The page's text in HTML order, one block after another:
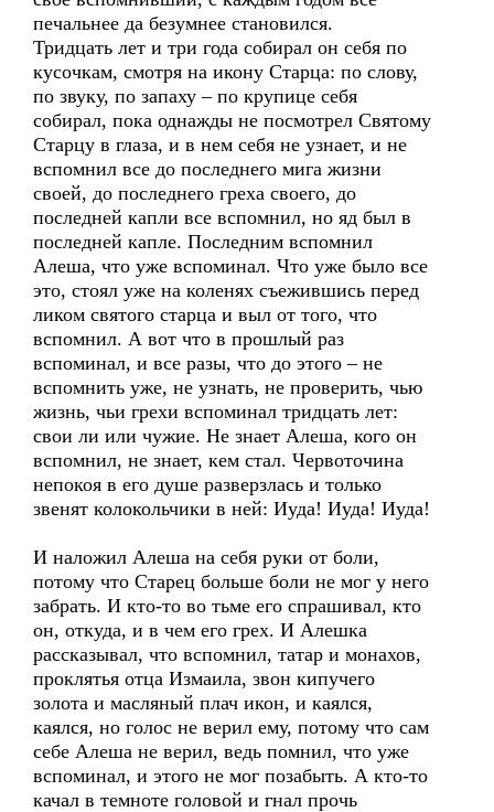
печальнее да безумнее становился.
Тридцать лет и три года собирал он себя по
кусочкам, смотря на икону Старца: по слову,
по звуку, по запаху – по крупице себя
собирал, пока однажды не посмотрел Святому
Старцу в глаза, и в нем себя не узнает, и не
вспомнил все до последнего мига жизни
своей, до последнего греха своего, до
последней капли все вспомнил, но яд был в
последней капле. Последним вспомнил
Алеша, что уже вспоминал. Что уже было все
это, стоял уже на коленях съежившись перед
ликом святого старца и выл от того, что
вспомнил. А вот что в прошлый раз
вспоминал, и все разы, что до этого – не
вспомнить уже, не узнать, не проверить, чью
жизнь, чьи грехи вспоминал тридцать лет:
свои ли или чужие. Не знает Алеша, кого он
вспомнил, не знает, кем стал. Червоточина
непокоя в его душе разверзлась и только
звенят колокольчики в ней: Иуда! Иуда! Иуда!
И наложил Алеша на себя руки от боли,
потому что Старец больше боли не мог у него
забрать. И кто-то во тьме его спрашивал, кто
он, откуда, и в чем его грех. И Алешка
рассказывал, что вспомнил, татар и монахов,
проклятья отца Измаила, звон кипучего
золота и масляный плач икон, и каялся,
каялся, но голос не верил ему, потому что сам
себе Алеша не верил, ведь помнил, что уже
вспоминал, и этого не мог позабыть. А кто-то
качал в темноте головой и гнал прочь